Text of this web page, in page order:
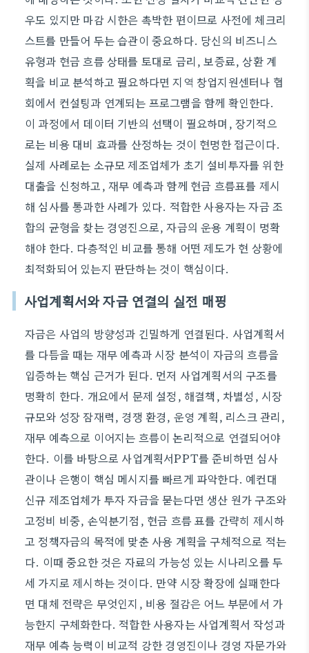
우도 있지만 마감 시한은 촉박한 편이므로 사전에 체크리
스트를 만들어 두는 습관이 중요하다. 당신의 비즈니스
유형과 현금 흐름 상태를 토대로 금리, 보증료, 상환 계
획을 비교 분석하고 필요하다면 지역 창업지원센터나 협
회에서 컨설팅과 연계되는 프로그램을 함께 확인한다.
이 과정에서 데이터 기반의 선택이 필요하며, 장기적으
로는 비용 대비 효과를 산정하는 것이 현명한 접근이다.
실제 사례로는 소규모 제조업체가 초기 설비투자를 위한
대출을 신청하고, 재무 예측과 함께 현금 흐름표를 제시
해 심사를 통과한 사례가 있다. 적합한 사용자는 자금 조
합의 균형을 찾는 경영진으로, 자금의 운용 계획이 명확
해야 한다. 다층적인 비교를 통해 어떤 제도가 현 상황에
최적화되어 있는지 판단하는 것이 핵심이다.
사업계획서와 자금 연결의 실전 매핑
자금은 사업의 방향성과 긴밀하게 연결된다. 사업계획서
를 다듬을 때는 재무 예측과 시장 분석이 자금의 흐름을
입증하는 핵심 근거가 된다. 먼저 사업계획서의 구조를
명확히 한다. 개요에서 문제 설정, 해결책, 차별성, 시장
규모와 성장 잠재력, 경쟁 환경, 운영 계획, 리스크 관리,
재무 예측으로 이어지는 흐름이 논리적으로 연결되어야
한다. 이를 바탕으로 사업계획서PPT를 준비하면 심사
관이나 은행이 핵심 메시지를 빠르게 파악한다. 예컨대
신규 제조업체가 투자 자금을 묻는다면 생산 원가 구조와
고정비 비중, 손익분기점, 현금 흐름 표를 간략히 제시하
고 정책자금의 목적에 맞춘 사용 계획을 구체적으로 적는
다. 이때 중요한 것은 자료의 가능성 있는 시나리오를 두
세 가지로 제시하는 것이다. 만약 시장 확장에 실패한다
면 대체 전략은 무엇인지, 비용 절감은 어느 부문에서 가
능한지 구체화한다. 적합한 사용자는 사업계획서 작성과
재무 예측 능력이 비교적 강한 경영진이나 경영 자문가와